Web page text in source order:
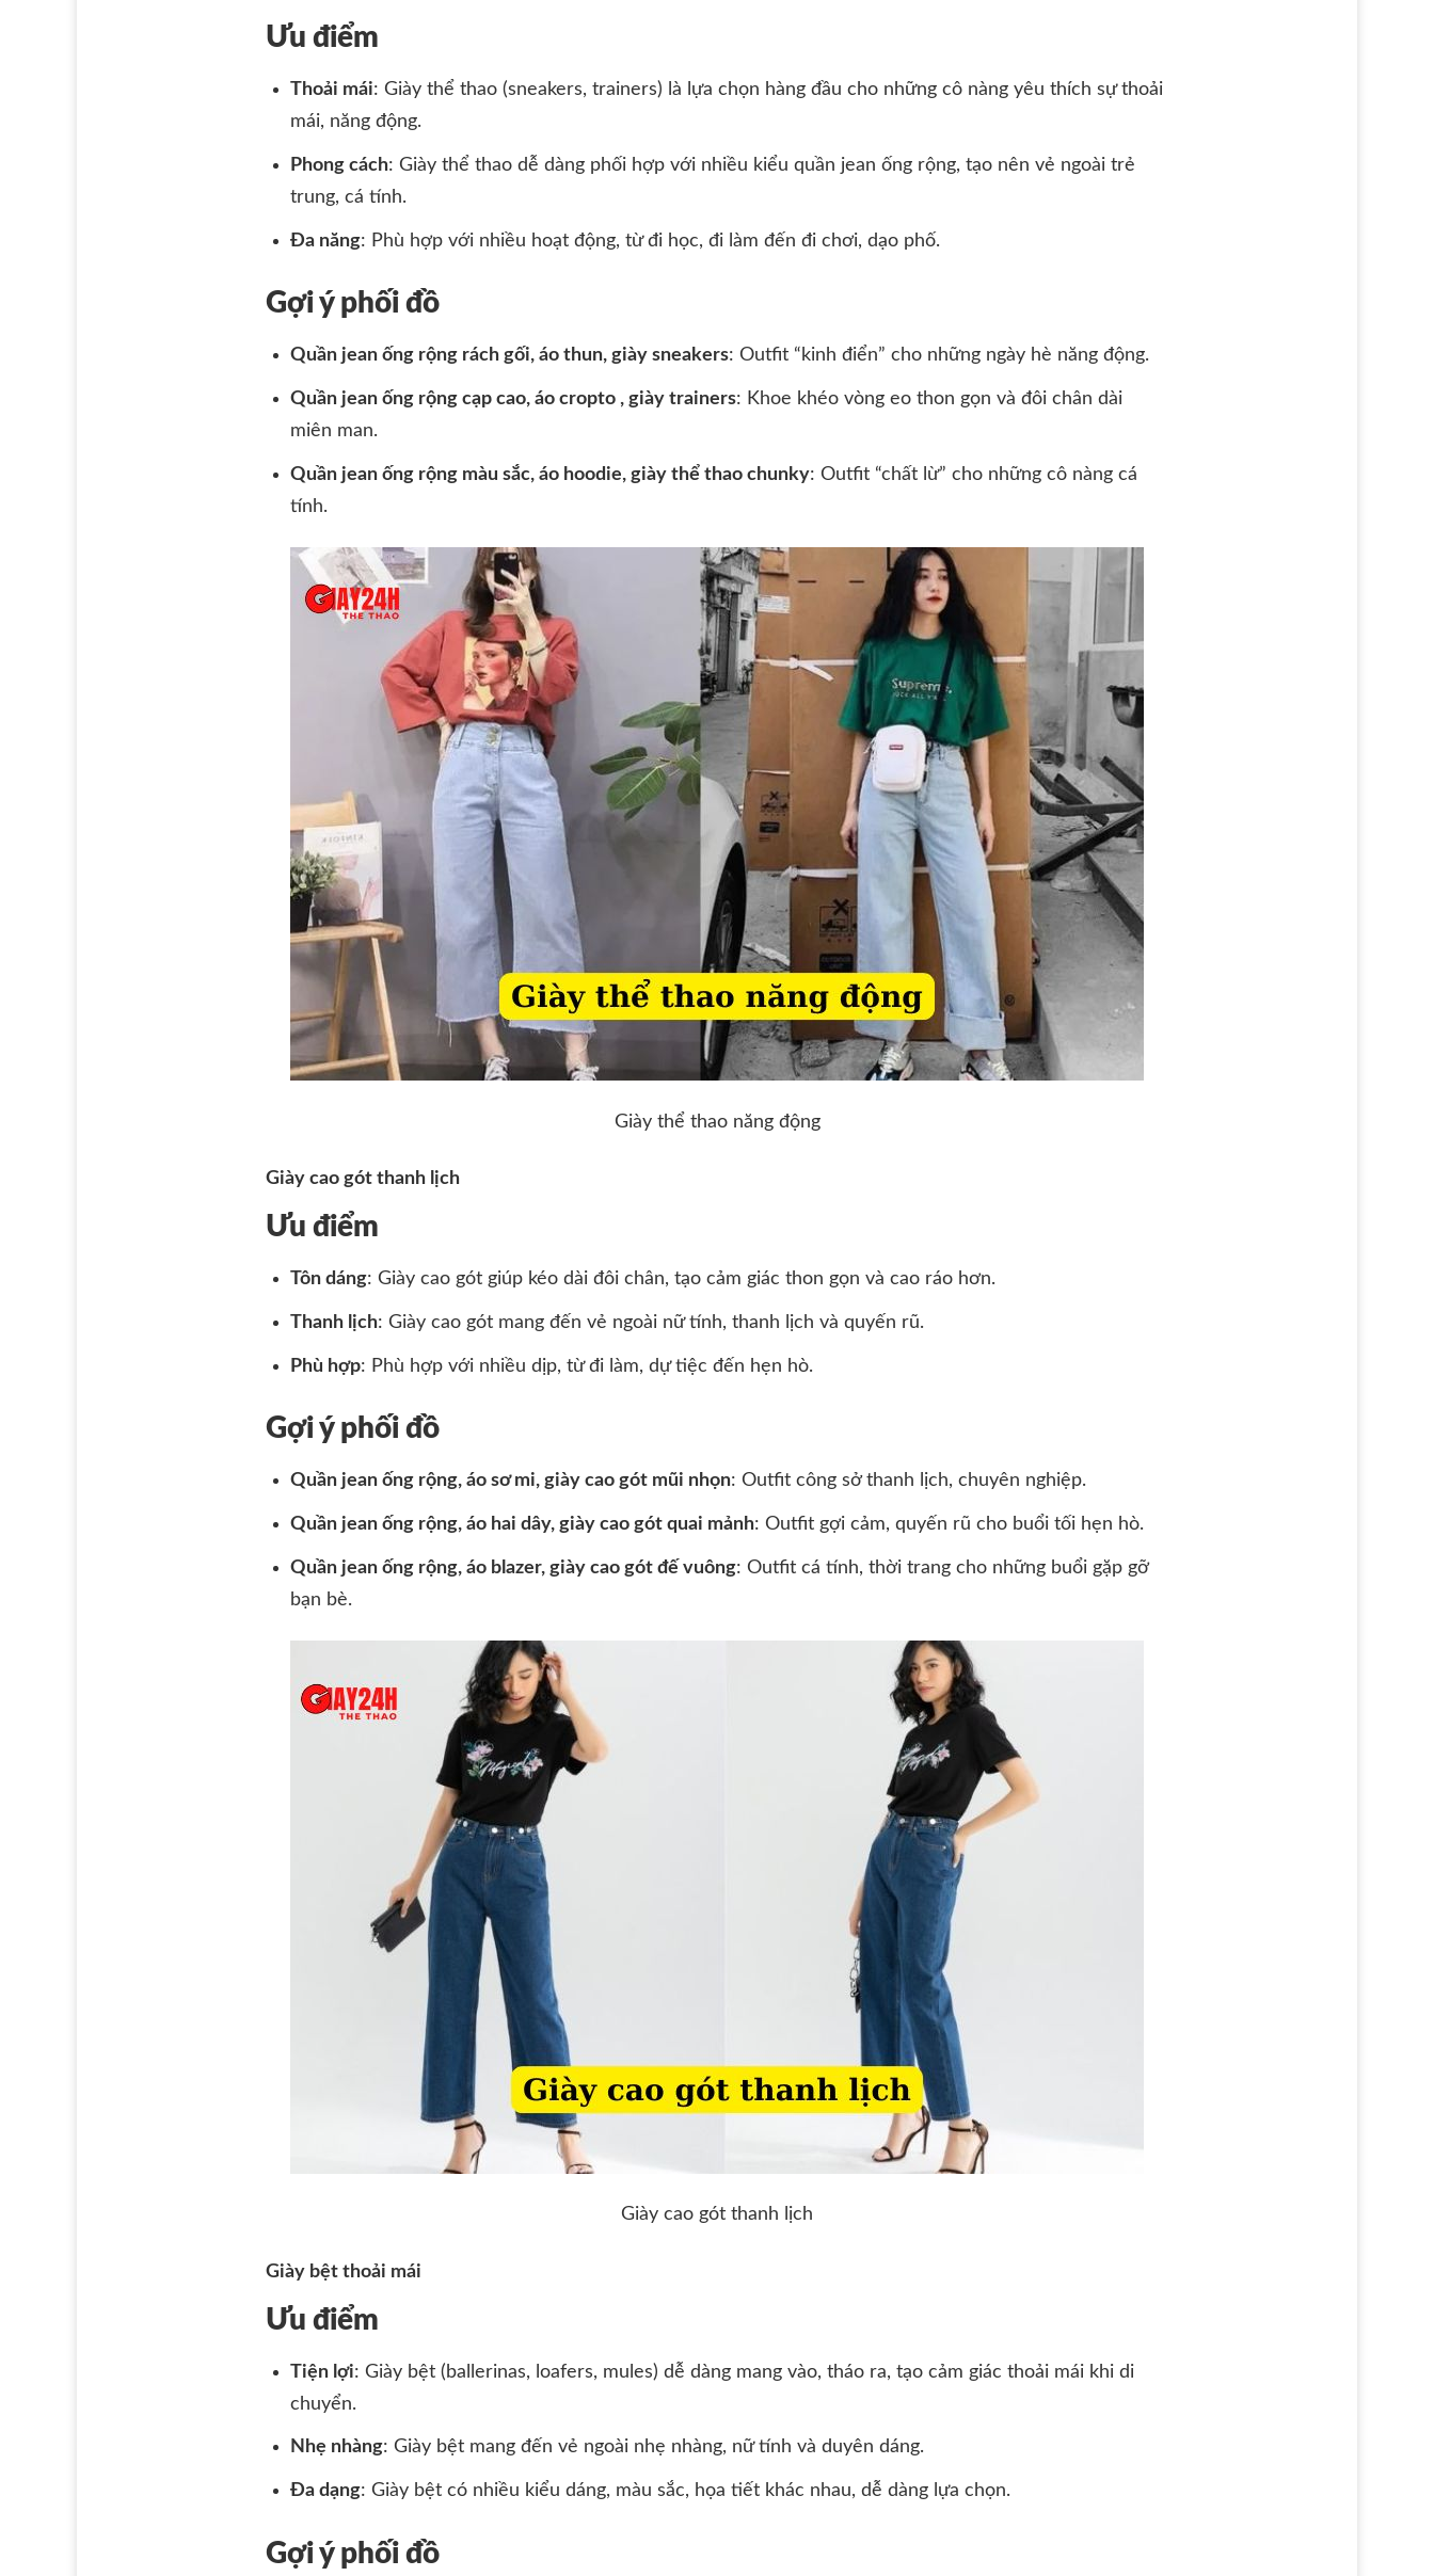
Ưu điểm
Thoải mái: Giày thể thao (sneakers, trainers) là lựa chọn hàng đầu cho những cô nàng yêu thích sự thoải
mái, năng động.
Phong cách: Giày thể thao dễ dàng phối hợp với nhiều kiểu quần jean ống rộng, tạo nên vẻ ngoài trẻ
trung, cá tính.
Đa năng: Phù hợp với nhiều hoạt động, từ đi học, đi làm đến đi chơi, dạo phố.
Gợi ý phối đồ
Quần jean ống rộng rách gối, áo thun, giày sneakers: Outfit “kinh điển” cho những ngày hè năng động.
Quần jean ống rộng cạp cao, áo cropto , giày trainers: Khoe khéo vòng eo thon gọn và đôi chân dài
miên man.
Quần jean ống rộng màu sắc, áo hoodie, giày thể thao chunky: Outfit “chất lừ” cho những cô nàng cá
tính.
Giày thể thao năng động
Giày cao gót thanh lịch
Ưu điểm
Tôn dáng: Giày cao gót giúp kéo dài đôi chân, tạo cảm giác thon gọn và cao ráo hơn.
Thanh lịch: Giày cao gót mang đến vẻ ngoài nữ tính, thanh lịch và quyến rũ.
Phù hợp: Phù hợp với nhiều dịp, từ đi làm, dự tiệc đến hẹn hò.
Gợi ý phối đồ
Quần jean ống rộng, áo sơ mi, giày cao gót mũi nhọn: Outfit công sở thanh lịch, chuyên nghiệp.
Quần jean ống rộng, áo hai dây, giày cao gót quai mảnh: Outfit gợi cảm, quyến rũ cho buổi tối hẹn hò.
Quần jean ống rộng, áo blazer, giày cao gót đế vuông: Outfit cá tính, thời trang cho những buổi gặp gỡ
bạn bè.
Giày cao gót thanh lịch
Giày bệt thoải mái
Ưu điểm
Tiện lợi: Giày bệt (ballerinas, loafers, mules) dễ dàng mang vào, tháo ra, tạo cảm giác thoải mái khi di
chuyển.
Nhẹ nhàng: Giày bệt mang đến vẻ ngoài nhẹ nhàng, nữ tính và duyên dáng.
Đa dạng: Giày bệt có nhiều kiểu dáng, màu sắc, họa tiết khác nhau, dễ dàng lựa chọn.
Gợi ý phối đồ